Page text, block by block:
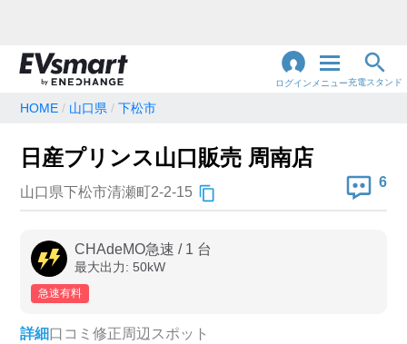
ログイン メニュー充電スタンド
地名・観光スポット・住所で検索
充電器の種類
急速充電器のみ表示
高速道路上のみ表示
HOME 山口県 下松市
日産プリンス山口販売 周南店
山口県下松市清瀬町2-2-15
6
CHAdeMO急速 / 1 台
最大出力: 50kW
急速有料
詳細口コミ 修正周辺スポット